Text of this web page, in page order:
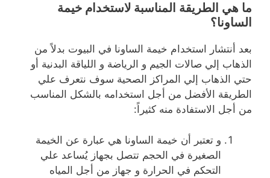
ما هي الطريقة المناسبة لاستخدام خيمة
الساونا؟
بعد أنتشار استخدام خيمة الساونا في البيوت بدلاً من
الذهاب إلي صالات الجيم و الرياضة و اللياقة البدنية أو
حتي الذهاب إلي المراكز الصحية سوف نتعرف علي
الطريقة الأفضل من أجل استخدامه بالشكل المناسب
من أجل الاستفادة منه كثيراً:
و تعتبر أن خيمة الساونا هي عبارة عن الخيمة
الصغيرة في الحجم تتصل بجهاز يُساعد علي
التحكم في الحرارة و جهاز من أجل المياه